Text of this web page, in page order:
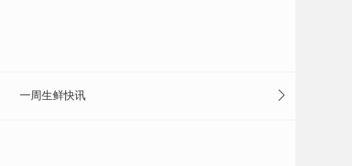
一周生鲜快讯